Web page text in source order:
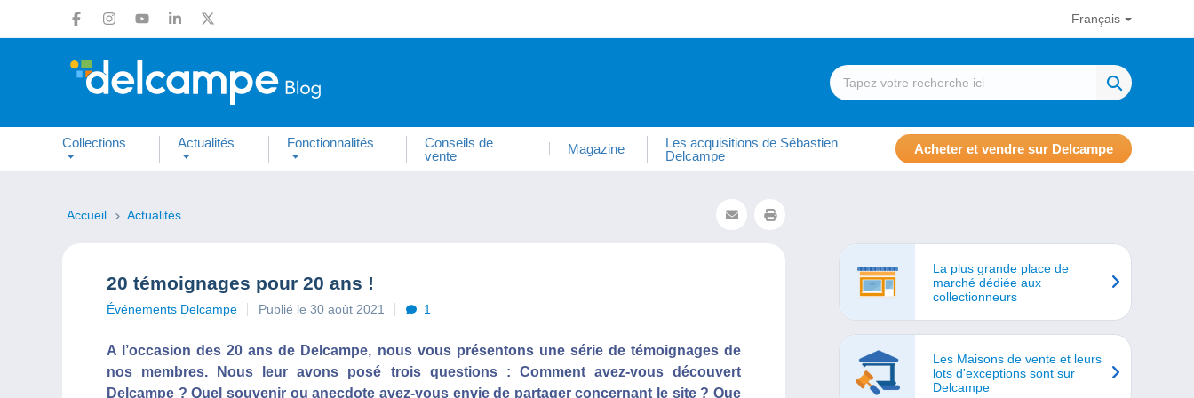
Français
Collections Actualités Fonctionnalités
Conseils de
vente
Magazine
Les acquisitions de Sébastien
Delcampe
Acheter et vendre sur Delcampe
Accueil Actualités
20 témoignages pour 20 ans !
Événements Delcampe Publié le 30 août 2021 1
A l’occasion des 20 ans de Delcampe, nous vous présentons une série de témoignages de
nos membres. Nous leur avons posé trois questions : Comment avez-vous découvert
Delcampe ? Quel souvenir ou anecdote avez-vous envie de partager concernant le site ? Que
La plus grande place de
marché dédiée aux
collectionneurs
Les Maisons de vente et leurs
lots d'exceptions sont sur
Delcampe